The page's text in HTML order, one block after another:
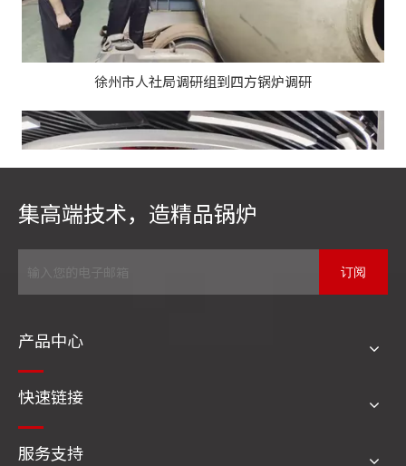
徐州市人社局调研组到四方锅炉调研
江苏师范大学师生团到四方锅炉专题调研
集高端技术，造精品锅炉
订阅
产品中心
快速链接
服务支持